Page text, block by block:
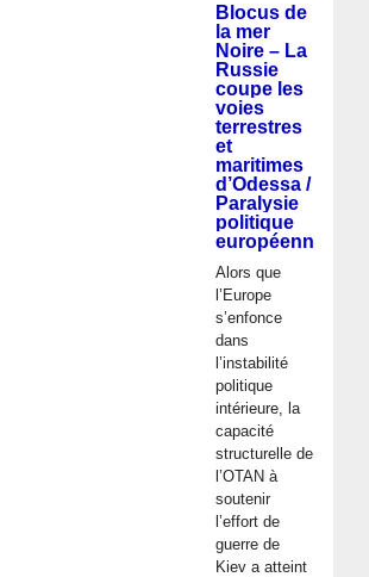
Blocus de
la mer
Noire – La
Russie
coupe les
voies
terrestres
et
maritimes
d’Odessa /
Paralysie
politique
européenne
Alors que
l’Europe
s’enfonce
dans
l’instabilité
politique
intérieure, la
capacité
structurelle de
l’OTAN à
soutenir
l’effort de
guerre de
Kiev a atteint